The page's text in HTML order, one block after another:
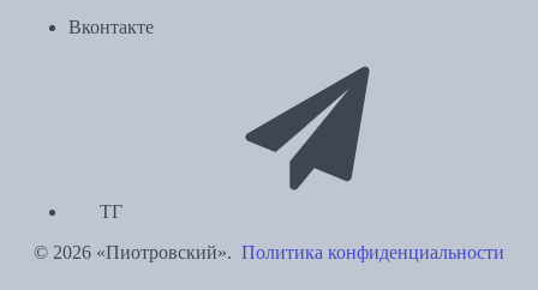
Вконтакте
ТГ
© 2026 «Пиотровский». Политика конфиденциальности